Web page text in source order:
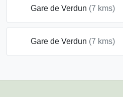
Gare de Verdun (7 kms)
Gare de Verdun (7 kms)